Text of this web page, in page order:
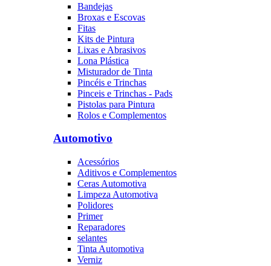
Bandejas
Broxas e Escovas
Fitas
Kits de Pintura
Lixas e Abrasivos
Lona Plástica
Misturador de Tinta
Pincéis e Trinchas
Pinceis e Trinchas - Pads
Pistolas para Pintura
Rolos e Complementos
Automotivo
Acessórios
Aditivos e Complementos
Ceras Automotiva
Limpeza Automotiva
Polidores
Primer
Reparadores
selantes
Tinta Automotiva
Verniz